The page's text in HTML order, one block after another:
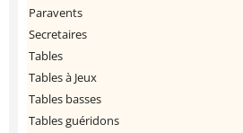
Paravents
Secretaires
Tables
Tables à Jeux
Tables basses
Tables guéridons